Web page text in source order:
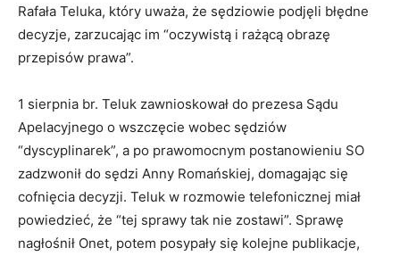
Rafała Teluka, który uważa, że sędziowie podjęli błędne
decyzje, zarzucając im “oczywistą i rażącą obrazę
przepisów prawa”.
1 sierpnia br. Teluk zawnioskował do prezesa Sądu
Apelacyjnego o wszczęcie wobec sędziów
“dyscyplinarek”, a po prawomocnym postanowieniu SO
zadzwonił do sędzi Anny Romańskiej, domagając się
cofnięcia decyzji. Teluk w rozmowie telefonicznej miał
powiedzieć, że “tej sprawy tak nie zostawi”. Sprawę
nagłośnił Onet, potem posypały się kolejne publikacje,